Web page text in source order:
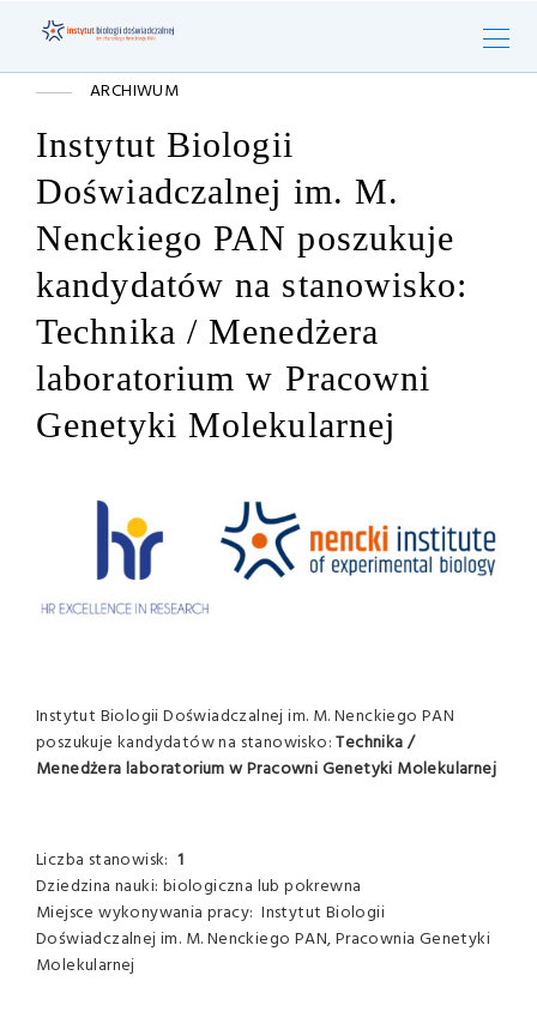
ARCHIWUM
Instytut Biologii
Doświadczalnej im. M.
Nenckiego PAN poszukuje
kandydatów na stanowisko:
Technika / Menedżera
laboratorium w Pracowni
Genetyki Molekularnej
Instytut Biologii Doświadczalnej im. M. Nenckiego PAN
poszukuje kandydatów na stanowisko:Technika /
Menedżera laboratorium w Pracowni Genetyki Molekularnej
Liczba stanowisk: 1
Dziedzina nauki: biologiczna lub pokrewna
Miejsce wykonywania pracy: Instytut Biologii
Doświadczalnej im. M. Nenckiego PAN, Pracownia Genetyki
Molekularnej